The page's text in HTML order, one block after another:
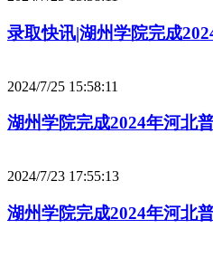
录取快讯|湖州学院完成
2024/7/25 15:58:11
湖州学院完成2024年河北
2024/7/23 17:55:13
湖州学院完成2024年河北